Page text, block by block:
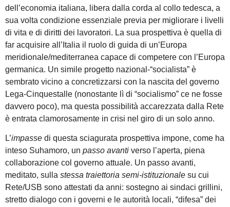
dell’economia italiana, libera dalla corda al collo tedesca, a
sua volta condizione essenziale previa per migliorare i livelli
di vita e di diritti dei lavoratori. La sua prospettiva è quella di
far acquisire all’Italia il ruolo di guida di un’Europa
meridionale/mediterranea capace di competere con l’Europa
germanica. Un simile progetto nazional-“socialista” è
sembrato vicino a concretizzarsi con la nascita del governo
Lega-Cinquestalle (nonostante lì di “socialismo” ce ne fosse
davvero poco), ma questa possibilità accarezzata dalla Rete
è entrata clamorosamente in crisi nel giro di un solo anno.
L’impasse di questa sciagurata prospettiva impone, come ha
inteso Suhamoro, un passo avanti verso l’aperta, piena
collaborazione col governo attuale. Un passo avanti,
meditato, sulla stessa traiettoria semi-istituzionale su cui
Rete/USB sono attestati da anni: sostegno ai sindaci grillini,
stretto dialogo con i governi e le autorità locali, “difesa” dei